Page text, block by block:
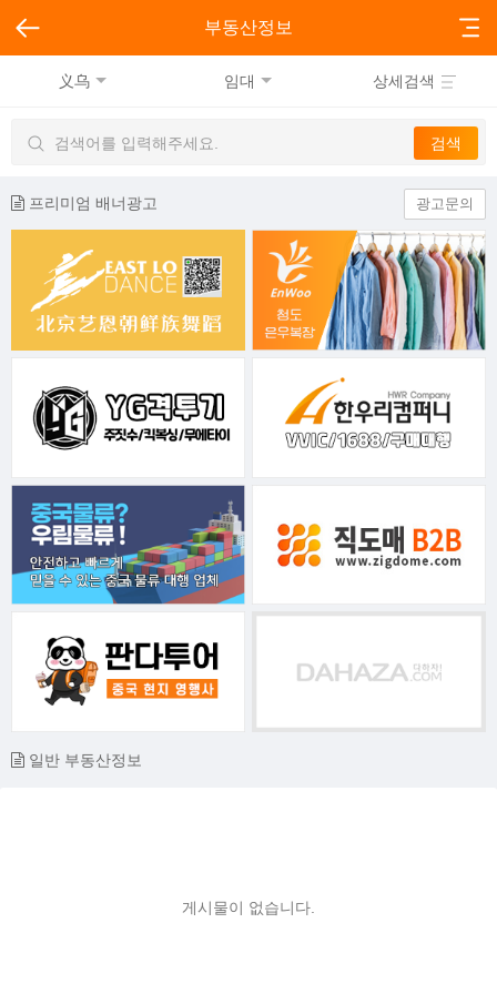
부동산정보
义乌 임대 상세검색
프리미엄 배너광고 광고문의
일반 부동산정보
게시물이 없습니다.